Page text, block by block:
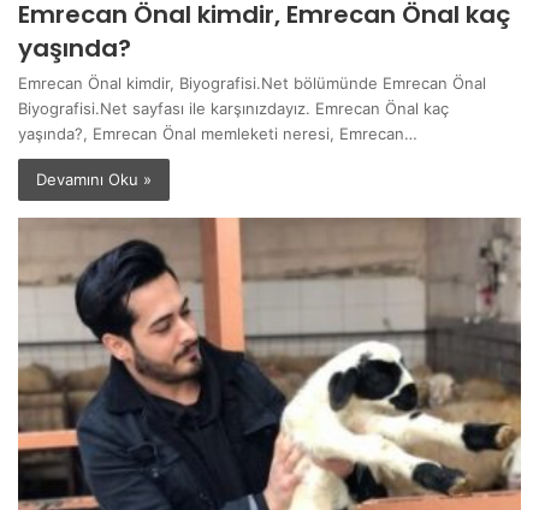
Emrecan Önal kimdir, Emrecan Önal kaç
yaşında?
Emrecan Önal kimdir, Biyografisi.Net bölümünde Emrecan Önal
Biyografisi.Net sayfası ile karşınızdayız. Emrecan Önal kaç
yaşında?, Emrecan Önal memleketi neresi, Emrecan…
Devamını Oku »